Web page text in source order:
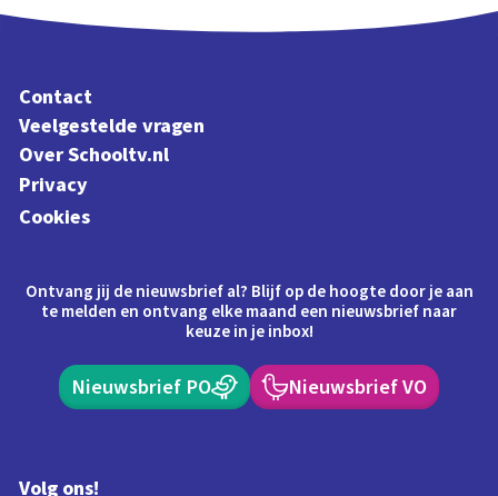
Contact
Veelgestelde vragen
Over Schooltv.nl
Privacy
Cookies
Ontvang jij de nieuwsbrief al? Blijf op de hoogte door je aan
te melden en ontvang elke maand een nieuwsbrief naar
keuze in je inbox!
Nieuwsbrief PO Nieuwsbrief VO
Volg ons!